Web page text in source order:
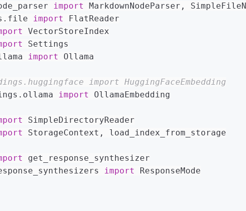
import
MarkdownNodeParser,
import
FlatReader
VectorStoreIndex
Settings
import Ollama
import HuggingFaceEmbedding
import OllamaEmbedding
SimpleDirectoryReader
StorageContext, load_index_from_storage
get_response_synthesizer
import ResponseMode